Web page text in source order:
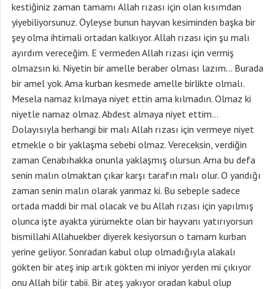
kestiğiniz zaman tamamı Allah rızası için olan kısımdan
yiyebiliyorsunuz. Öyleyse bunun hayvan kesiminden başka bir
şey olma ihtimali ortadan kalkıyor. Allah rızası için şu malı
ayırdım vereceğim. E vermeden Allah rızası için vermiş
olmazsın ki. Niyetin bir amelle beraber olması lazım… Burada
bir amel yok. Ama kurban kesmede amelle birlikte olmalı.
Mesela namaz kılmaya niyet ettin ama kılmadın. Olmaz ki
niyetle namaz olmaz. Abdest almaya niyet ettim…
Dolayısıyla herhangi bir malı Allah rızası için vermeye niyet
etmekle o bir yaklaşma sebebi olmaz. Vereceksin, verdiğin
zaman Cenabıhakka onunla yaklaşmış olursun. Ama bu defa
senin malın olmaktan çıkar karşı tarafın malı olur. O yandığı
zaman senin malın olarak yanmaz ki. Bu sebeple sadece
ortada maddi bir mal olacak ve bu Allah rızası için yapılmış
olunca işte ayakta yürümekte olan bir hayvanı yatırıyorsun
bismillahi Allahuekber diyerek kesiyorsun o tamam kurban
yerine geliyor. Sonradan kabul olup olmadığıyla alakalı
gökten bir ateş inip artık gökten mi iniyor yerden mi çıkıyor
onu Allah bilir tabii. Bir ateş yakıyor oradan kabul olup